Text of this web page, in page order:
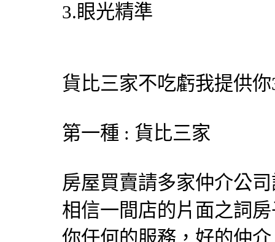
3.眼光精準
貨比三家不吃虧我提供
第一種 : 貨比三家
房屋買賣請多家仲介公
相信一間店的片面之詞